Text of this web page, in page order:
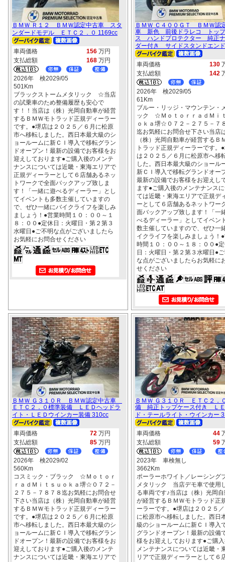
ＢＭＷ Ｒ１２ ＢＭＷ認定中古車 スタ
ンダードモデル ＥＴＣ２．０ 1169cc
車両価格 156 万円
支払総額
168 万円
2026年 検2029/05
501Km
ブラックストームメタリック ☆当店
の試乗車のため整備履歴も安心で
す！！当店は（株）光岡自動車が経営
するＢＭＷモトラッド正規ディーラー
です。●堺店は２０２５／６月に松原
市へ移転しました。西日本最大級のシ
ョールームに新ＣＩ導入で移転グラン
ドオープン！最新の設備でお客様をお
迎えしております●ご購入後のメンテ
ナンスについては近畿・東海エリアで
正規ディーラーとして６店舗あるネッ
トワークで全面バックアップ致しま
す！「一緒に遊べるディーラー」とし
てイベントも多数主催していますの
で、ぜひ一緒にバイクライフを楽しみ
ましょう！●営業時間１０：００～１
８：００●定休日：火曜日・第２第３
水曜日●ご不明な点がございましたら
お気軽にお問合せください
ＢＭＷ Ｃ４００ＧＴ ＢＭＷ認
車 新色 前後ドラレコ トップ
ス ハンドプロテクター 純正
ダー付き サイドスタンドエン
車両価格 130
支払総額
142
2026年 検2029/05
61Km
ブルー・リッジ・マウンテン・
ック ☆ＭｏｔｏｒｒａｄＭｉ
ｏｋａ堺☆０７２－２７５－７
迄お気軽にお問合せ下さい当店
（株）光岡自動車が経営するＢ
トラッド正規ディーラーです。
は２０２５／６月に松原市へ移
した。西日本最大級のショール
新ＣＩ導入で移転グランドオー
最新の設備でお客様をお迎えし
ます●ご購入後のメンテナンス
ては近畿・東海エリアで正規デ
ーとして６店舗あるネットワー
面バックアップ致します！「一
べるディーラー」としてイベン
数主催していますので、ぜひ一
イクライフを楽しみましょう！
時間１０：００～１８：００●
日：火曜日・第２第３水曜日●
な点がございましたらお気軽に
せください
ＢＭＷ Ｇ３１０Ｒ ＢＭＷ認定中古車
ＥＴＣ２．０標準装備 ＬＥＤヘッドラ
イト・ＬＥＤウインカー装備 310cc
車両価格 72 万円
支払総額
85 万円
2026年 検2029/02
560Km
コスミック・ブラック ☆Ｍｏｔｏｒ
ｒａｄＭｉｔｓｕｏｋａ堺☆０７２－
２７５－７８７８迄お気軽にお問合せ
下さい当店は（株）光岡自動車が経営
するＢＭＷモトラッド正規ディーラー
です。●堺店は２０２５／６月に松原
市へ移転しました。西日本最大級のシ
ョールームに新ＣＩ導入で移転グラン
ドオープン！最新の設備でお客様をお
迎えしております●ご購入後のメンテ
ナンスについては近畿・東海エリアで
ＢＭＷ Ｇ３１０Ｒ ＥＴＣ２．
備 純正トップケース付き Ｌ
ド・テールライト・ウインカー
車両価格 44
支払総額
59
2023年 車検無し
3662Km
ポーラーホワイト／レーシング
メタリック 当店デモ車で使用
る車両です♪当店は（株）光岡
が経営するＢＭＷモトラッド正
ーラーです。●堺店は２０２５
に松原市へ移転しました。西日
級のショールームに新ＣＩ導入
グランドオープン！最新の設備
様をお迎えしております●ご購
メンテナンスについては近畿・
リアで正規ディーラーとして６